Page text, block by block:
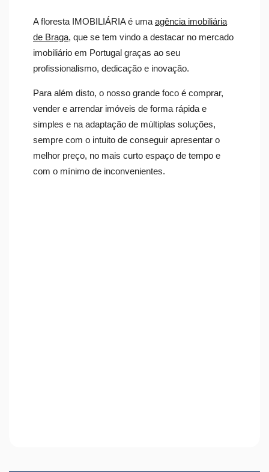
A floresta IMOBILIÁRIA é uma agência imobiliária
de Braga, que se tem vindo a destacar no mercado
imobiliário em Portugal graças ao seu
profissionalismo, dedicação e inovação.
Para além disto, o nosso grande foco é comprar,
vender e arrendar imóveis de forma rápida e
simples e na adaptação de múltiplas soluções,
sempre com o intuito de conseguir apresentar o
melhor preço, no mais curto espaço de tempo e
com o mínimo de inconvenientes.